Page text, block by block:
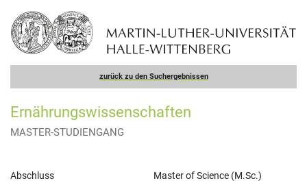
zurück zu den Suchergebnissen
Ernährungswissenschaften
MASTER-STUDIENGANG
Allgemeine
Abschluss Master of Science (M.Sc.)